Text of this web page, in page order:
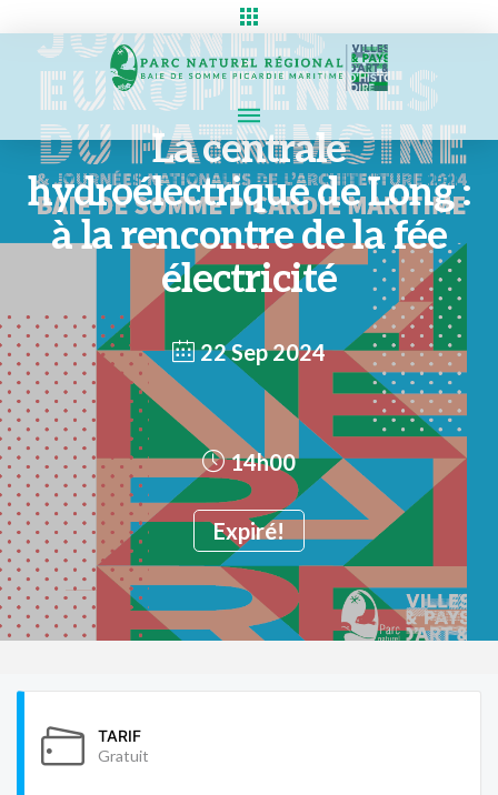
La centrale
hydroélectrique de Long :
à la rencontre de la fée
électricité
22 Sep 2024
Expiré!
14h00
TARIF
Gratuit